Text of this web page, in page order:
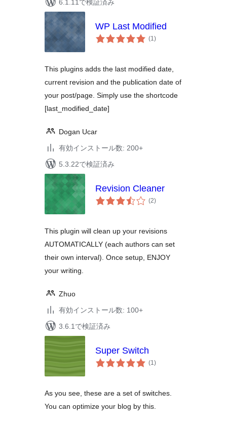
6.1.11で検証済み
WP Last Modified
(1個
の)
This plugins adds the last modified date,
current revision and the publication date of
your post/page. Simply use the shortcode
[last_modified_date]
Dogan Ucar
有効インストール数: 200+
5.3.22で検証済み
Revision Cleaner
(2個
の)
This plugin will clean up your revisions
AUTOMATICALLY (each authors can set
their own interval). Once setup, ENJOY
your writing.
Zhuo
有効インストール数: 100+
3.6.1で検証済み
Super Switch
(1個
の)
As you see, these are a set of switches.
You can optimize your blog by this.